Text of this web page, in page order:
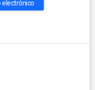
electrónico